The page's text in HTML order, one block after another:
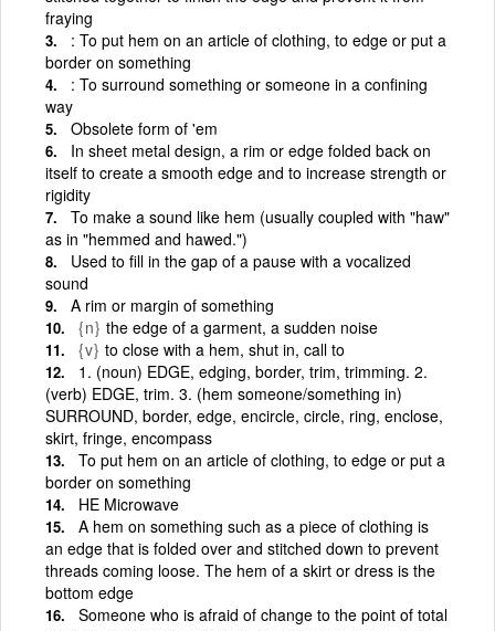
fraying
: To put hem on an article of clothing, to edge or put a
border on something
: To surround something or someone in a confining
way
Obsolete form of 'em
In sheet metal design, a rim or edge folded back on
itself to create a smooth edge and to increase strength or
rigidity
To make a sound like hem (usually coupled with "haw"
as in "hemmed and hawed.")
Used to fill in the gap of a pause with a vocalized
sound
A rim or margin of something
{n} the edge of a garment, a sudden noise
{v} to close with a hem, shut in, call to
1. (noun) EDGE, edging, border, trim, trimming. 2.
(verb) EDGE, trim. 3. (hem someone/something in)
SURROUND, border, edge, encircle, circle, ring, enclose,
skirt, fringe, encompass
To put hem on an article of clothing, to edge or put a
border on something
HE Microwave
A hem on something such as a piece of clothing is
an edge that is folded over and stitched down to prevent
threads coming loose. The hem of a skirt or dress is the
bottom edge
Someone who is afraid of change to the point of total